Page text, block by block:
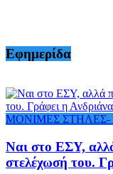
Εφημερίδα
ΜΟΝΙΜΕΣ ΣΤΗΛΕΣ-
Ναι στο ΕΣΥ,
στελέχωσή του.